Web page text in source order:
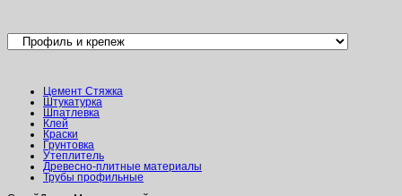
Цемент Стяжка
Штукатурка
Шпатлевка
Клей
Краски
Грунтовка
Утеплитель
Древесно-плитные материалы
Трубы профильные